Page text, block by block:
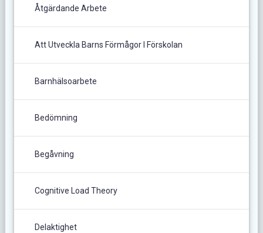
Åtgärdande Arbete
Att Utveckla Barns Förmågor I Förskolan
Barnhälsoarbete
Bedömning
Begåvning
Cognitive Load Theory
Delaktighet